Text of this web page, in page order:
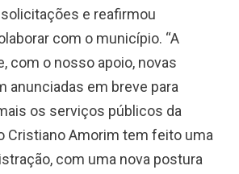
e reafirmou
com o município. “A
com o nosso apoio, novas
anunciadas em breve para
os serviços públicos da
Cristiano Amorim tem feito uma
com uma nova postura